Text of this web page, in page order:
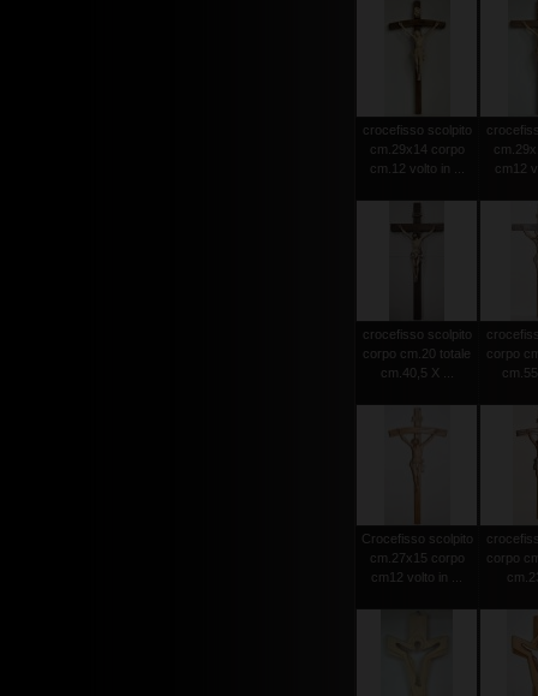
crocefisso scolpito
cm.29x14 corpo
cm.12 volto in ...
cm12
crocefisso scolpito
corpo cm.20 totale
cm.40,5 X ...
corpo
Crocefisso scolpito
cm.27x15 corpo
cm12 volto in ...
corpo